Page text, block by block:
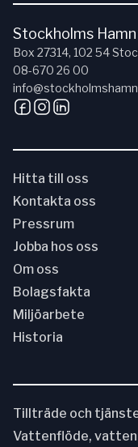
Stockholms
Box 27314, 102 54
08-670 26 00
Hitta till oss
Kontakta oss
Pressrum
Jobba hos oss
Om oss
Bolagsfakta
Miljöarbete
Historia
Tillträde och
Vattenflöde,